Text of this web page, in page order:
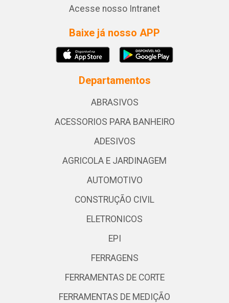
Acesse nosso Intranet
Baixe já nosso APP
Departamentos
ABRASIVOS
ACESSORIOS PARA BANHEIRO
ADESIVOS
AGRICOLA E JARDINAGEM
AUTOMOTIVO
CONSTRUÇÃO CIVIL
ELETRONICOS
EPI
FERRAGENS
FERRAMENTAS DE CORTE
FERRAMENTAS DE MEDIÇÃO